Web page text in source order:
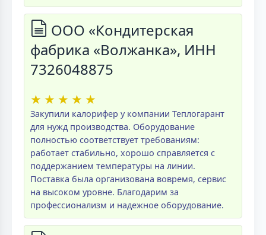
ООО «Кондитерская
фабрика «Волжанка», ИНН
7326048875
★ ★ ★ ★ ★
Закупили калорифер у компании Теплогарант
для нужд производства. Оборудование
полностью соответствует требованиям:
работает стабильно, хорошо справляется с
поддержанием температуры на линии.
Поставка была организована вовремя, сервис
на высоком уровне. Благодарим за
профессионализм и надежное оборудование.